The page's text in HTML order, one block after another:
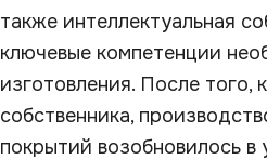
также интеллектуальная
ключевые компетенции
изготовления. После того,
собственника,
покрытий возобновилось